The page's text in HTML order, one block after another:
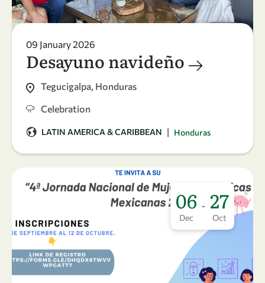
09 January 2026
Desayuno navideño
Tegucigalpa, Honduras
Celebration
LATIN AMERICA & CARIBBEAN | Honduras
06
Dec
- 27
Oct